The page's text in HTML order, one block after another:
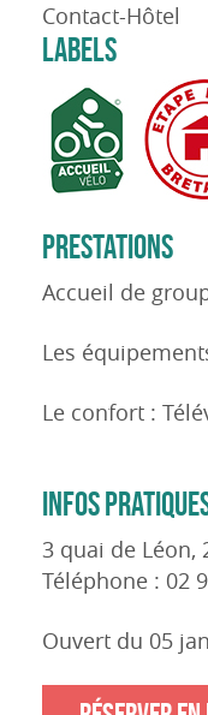
Contact-Hôtel
LABELS
PRESTATIONS
Accueil de
Les
Le confort :
INFOS
3 quai de Léon,
Téléphone : 02
Ouvert du 05